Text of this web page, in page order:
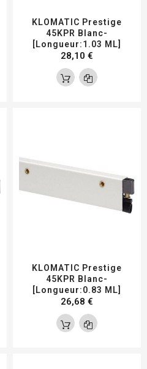
KLOMATIC Prestige
45KPR Blanc-
[Longueur:1.03 ML]
28,10 €
KLOMATIC Prestige
45KPR Blanc-
[Longueur:0.83 ML]
26,68 €